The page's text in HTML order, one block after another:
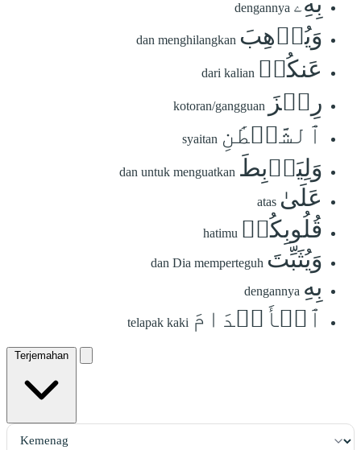
dengannya
وَيُذۡهِبَ dan menghilangkan
عَنكُمۡ dari kalian
رِجۡزَ kotoran/gangguan
ٱلشَّيۡطَٰنِ syaitan
وَلِيَرۡبِطَ dan untuk menguatkan
عَلَىٰ atas
قُلُوبِكُمۡ hatimu
وَيُثَبِّتَ dan Dia memperteguh
بِهِ dengannya
ٱلۡأَقۡدَامَ telapak kaki
Terjemahan